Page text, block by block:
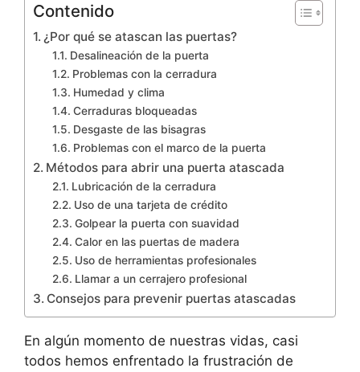
Contenido
¿Por qué se atascan las puertas?
Desalineación de la puerta
Problemas con la cerradura
Humedad y clima
Cerraduras bloqueadas
Desgaste de las bisagras
Problemas con el marco de la puerta
Métodos para abrir una puerta atascada
Lubricación de la cerradura
Uso de una tarjeta de crédito
Golpear la puerta con suavidad
Calor en las puertas de madera
Uso de herramientas profesionales
Llamar a un cerrajero profesional
Consejos para prevenir puertas atascadas
En algún momento de nuestras vidas, casi
todos hemos enfrentado la frustración de